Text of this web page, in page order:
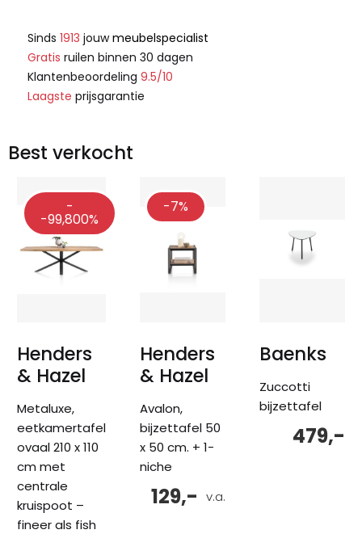
Sinds 1913 jouwmeubelspecialist
Gratis ruilen binnen 30 dagen
Klantenbeoordeling 9.5/10
Laagste prijsgarantie
Best verkocht
-
-99,800%
Henders
& Hazel
Metaluxe,
eetkamertafel
ovaal 210 x 110
cm met
centrale
kruispoot –
fineer als fish
-7%
Henders
& Hazel
Avalon,
bijzettafel 50
x 50 cm. + 1-
niche
v.a.
129,-
Baenks
Zuccotti
bijzettafel
479,-